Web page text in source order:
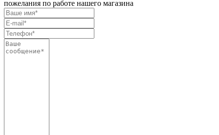
пожелания по работе нашего магазина